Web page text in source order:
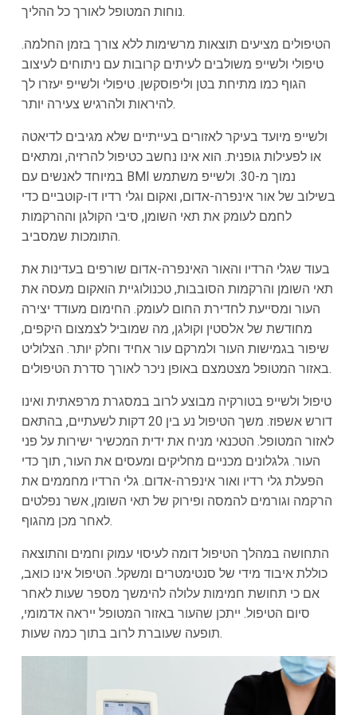
נוחות המטופל לאורך כל ההליך.
הטיפולים מציעים תוצאות מרשימות ללא צורך בזמן החלמה.
טיפולי ולשייפ משולבים לעיתים קרובות עם ניתוחים לעיצוב
הגוף כמו מתיחת בטן וליפוסקשן. טיפולי ולשייפ יעזרו לך
להיראות ולהרגיש צעירה יותר.
ולשייפ מיועד בעיקר לאזורים בעייתיים שלא מגיבים לדיאטה
או לפעילות גופנית. הוא אינו נחשב כטיפול להרזיה, ומתאים
במיוחד לאנשים עם BMI נמוך מ-30. ולשייפ משתמש
בשילוב של אור אינפרה-אדום, ואקום וגלי רדיו דו-קוטביים כדי
לחמם לעומק את תאי השומן, סיבי הקולגן וההרקמות
התומכות שמסביב.
בעוד שגלי הרדיו והאור האינפרה-אדום שורפים בעדינות את
תאי השומן והרקמות הסובבות, טכנולוגיית הואקום מעסה את
העור ומסייעת לחדירת החום לעומק. החימום מעודד יצירה
מחודשת של אלסטין וקולגן, מה שמוביל לצמצום היקפים,
שיפור בגמישות העור ולמרקם עור אחיד וחלק יותר. הצלוליט
באזור המטופל מצטמצם באופן ניכר לאורך סדרת הטיפולים.
טיפול ולשייפ בטורקיה מבוצע לרוב במסגרת מרפאתית ואינו
דורש אשפוז. משך הטיפול נע בין 20 דקות לשעתיים, בהתאם
לאזור המטופל. הטכנאי מניח את ידית המכשיר ישירות על פני
העור. גלגלונים מכניים מחליקים ומעסים את העור, תוך כדי
הפעלת גלי רדיו ואור אינפרה-אדום. גלי הרדיו מחממים את
הרקמה וגורמים להמסה ופירוק של תאי השומן, אשר נפלטים
לאחר מכן מהגוף.
התחושה במהלך הטיפול דומה לעיסוי עמוק וחמים והתוצאה
כוללת איבוד מידי של סנטימטרים ומשקל. הטיפול אינו כואב,
אם כי תחושת חמימות עלולה להימשך מספר שעות לאחר
סיום הטיפול. ייתכן שהעור באזור המטופל ייראה אדמומי,
תופעה שעוברת לרוב בתוך כמה שעות.